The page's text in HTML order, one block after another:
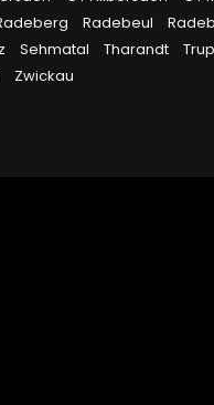
Radebeul
Sehmatal Tharandt
Zwickau